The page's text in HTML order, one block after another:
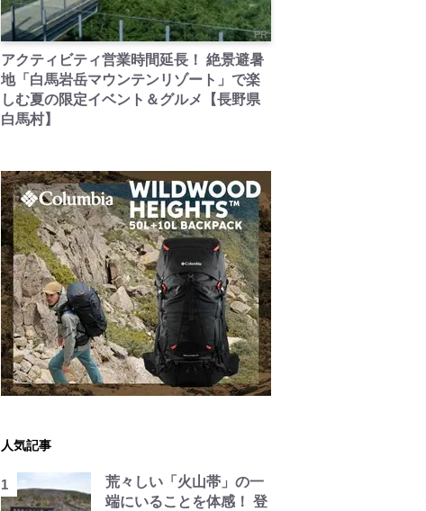
PR
アクティビティ営業時間延長！ 絶景避暑
地「白馬岩岳マウンテンリゾート」で楽
しむ夏の限定イベント＆グルメ【長野県
白馬村】
人気記事
荒々しい「火山帯」の一
端にいることを体感！ 登